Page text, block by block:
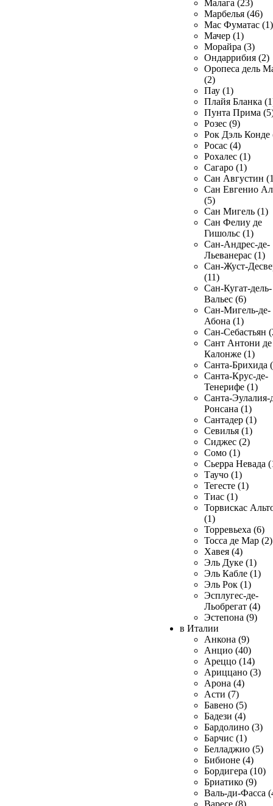
Малага (23)
Марбелья (46)
Мас Фуматас (1)
Мачер (1)
Морайра (3)
Ондаррибия (2)
Оропеса дель
(2)
Пау (1)
Плайя Бланка
Пунта Прима
Розес (9)
Рок Дэль Конде
Росас (4)
Рохалес (1)
Сагаро (1)
Сан Августин
Сан Евгенио
(5)
Сан Мигель (1)
Сан Фелиу де
Гишольс (1)
Сан-Андрес-де-
Льеванерас (1)
Сан-Жуст-
(11)
Сан-Кугат-дель-
Вальес (6)
Сан-Мигель-де-
Абона (1)
Сан-Себастьян
Сант Антони де
Калонже (1)
Санта-Брихида
Санта-Крус-де-
Тенерифе (1)
Санта-Эулалия-
Ронсана (1)
Сантадер (1)
Севилья (1)
Сиджес (2)
Сомо (1)
Сьерра Невада
Таучо (1)
Тегесте (1)
Тиас (1)
Торвискас
(1)
Торревьеха (6)
Тосса де Мар (2)
Хавея (4)
Эль Дуке (1)
Эль Кабле (1)
Эль Рок (1)
Эсплугес-де-
Льобрегат (4)
Эстепона (9)
в Италии
Анкона (9)
Анцио (40)
Ареццо (14)
Ариццано (3)
Арона (4)
Асти (7)
Бавено (5)
Бадези (4)
Бардолино (3)
Барчис (1)
Белладжио (5)
Бибионе (4)
Бордигера (10)
Бриатико (9)
Валь-ди-Фасса
Варесе (8)